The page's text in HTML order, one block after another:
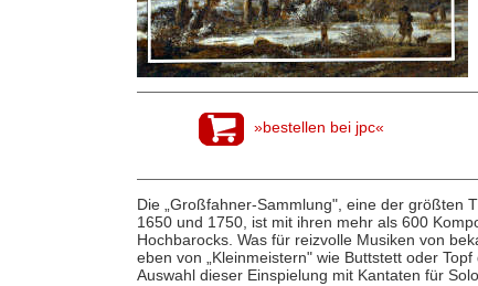
»bestellen bei jpc«
Die „Großfahner-Sammlung", eine der größten
1650 und 1750, ist mit ihren mehr als 600
Hochbarocks. Was für reizvolle Musiken von
eben von „Kleinmeistern" wie Buttstett oder
Auswahl dieser Einspielung mit Kantaten für